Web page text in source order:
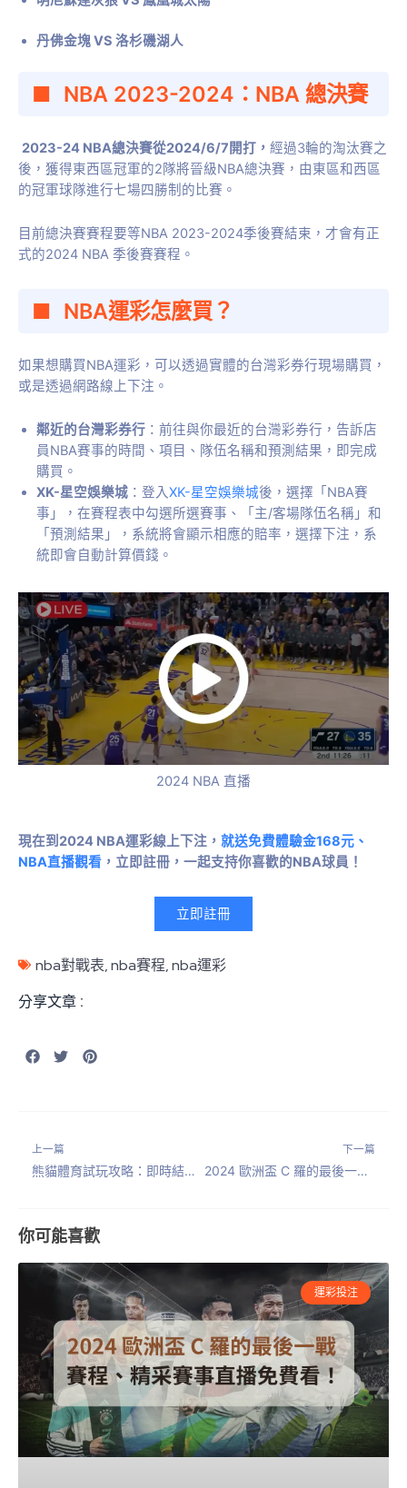
丹佛金塊 VS 洛杉磯湖人
NBA 2023-2024：NBA 總決賽
2023-24 NBA總決賽從2024/6/7開打， 經過3輪的淘汰賽之
後，獲得東西區冠軍的2隊將晉級NBA總決賽，由東區和西區
的冠軍球隊進行七場四勝制的比賽。
目前總決賽賽程要等NBA 2023-2024季後賽結束，才會有正
式的2024 NBA 季後賽賽程。
NBA運彩怎麼買？
如果想購買NBA運彩，可以透過實體的台灣彩券行現場購買，
或是透過網路線上下注。
鄰近的台灣彩券行 ：前往與你最近的台灣彩券行，告訴店
員NBA賽事的時間、項目、隊伍名稱和預測結果，即完成
購買。
XK-星空娛樂城 ：登入XK-星空娛樂城後，選擇「NBA賽
事」，在賽程表中勾選所選賽事、「主/客場隊伍名稱」和
「預測結果」，系統將會顯示相應的賠率，選擇下注，系
統即會自動計算價錢。
2024 NBA 直播
現在到2024 NBA運彩線上下注， 就送免費體驗金168元、
NBA直播觀看 ，立即註冊，一起支持你喜歡的NBA球員！
立即註冊
nba對戰表,nba賽程,nba運彩
分享文章 :
上一篇
熊貓體育試玩攻略：即時結單下注，都在全球知名運彩投注平台！
下一篇
2024 歐洲盃 C 羅的最後一戰，賽程、精采賽事直播免費看！
你可能喜歡
運彩投注